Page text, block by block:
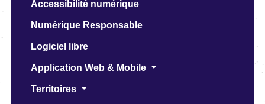
Accessibilité numérique
Numérique Responsable
Logiciel libre
Application Web & Mobile
Territoires